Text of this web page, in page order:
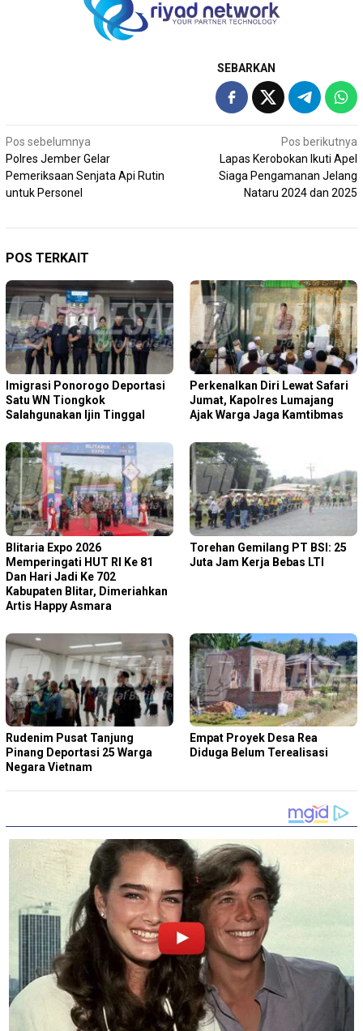
SEBARKAN
Navigasi
pos
Pos sebelumnya
Polres Jember Gelar
Pemeriksaan Senjata Api Rutin
untuk Personel
Pos berikutnya
Lapas Kerobokan Ikuti Apel
Siaga Pengamanan Jelang
Nataru 2024 dan 2025
POS TERKAIT
Imigrasi Ponorogo Deportasi
Satu WN Tiongkok
Salahgunakan Ijin Tinggal
Perkenalkan Diri Lewat Safari
Jumat, Kapolres Lumajang
Ajak Warga Jaga Kamtibmas
Blitaria Expo 2026
Memperingati HUT RI Ke 81
Dan Hari Jadi Ke 702
Kabupaten Blitar, Dimeriahkan
Artis Happy Asmara
Torehan Gemilang PT BSI: 25
Juta Jam Kerja Bebas LTI
Rudenim Pusat Tanjung
Pinang Deportasi 25 Warga
Negara Vietnam
Empat Proyek Desa Rea
Diduga Belum Terealisasi